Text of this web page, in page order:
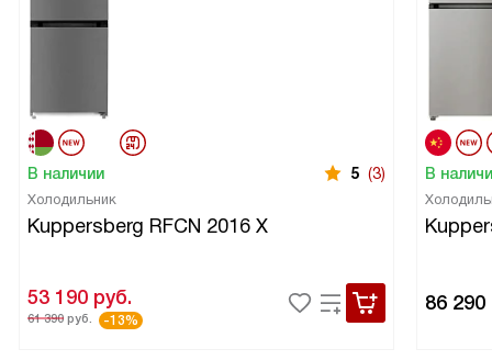
В наличии 5 (3)
Холодильник
Kuppersberg RFCN 2016 X
53 190 руб.
61 390 руб. -13%
В
86 290